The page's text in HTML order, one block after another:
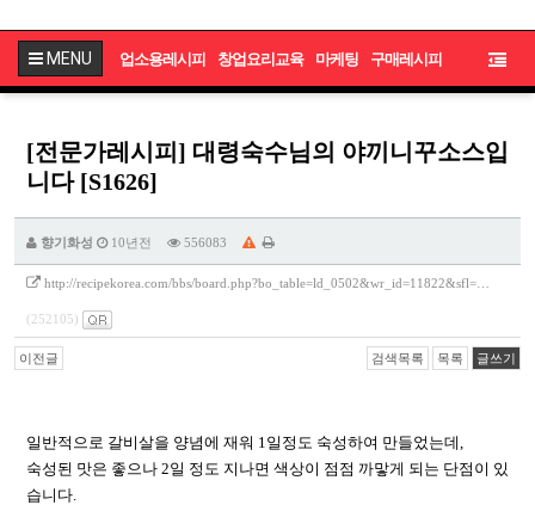
MENU 업소용레시피 창업요리교육 마케팅 구매레시피
[전문가레시피] 대령숙수님의 야끼니꾸소스입
니다 [S1626]
향기화성 10년전 556083
http://recipekorea.com/bbs/board.php?bo_table=ld_0502&wr_id=11822&sfl=…
(252105)
이전글 검색목록 목록 글쓰기
일반적으로 갈비살을 양념에 재워 1일정도 숙성하여 만들었는데,
숙성된 맛은 좋으나 2일 정도 지나면 색상이 점점 까맣게 되는 단점이 있
습니다.